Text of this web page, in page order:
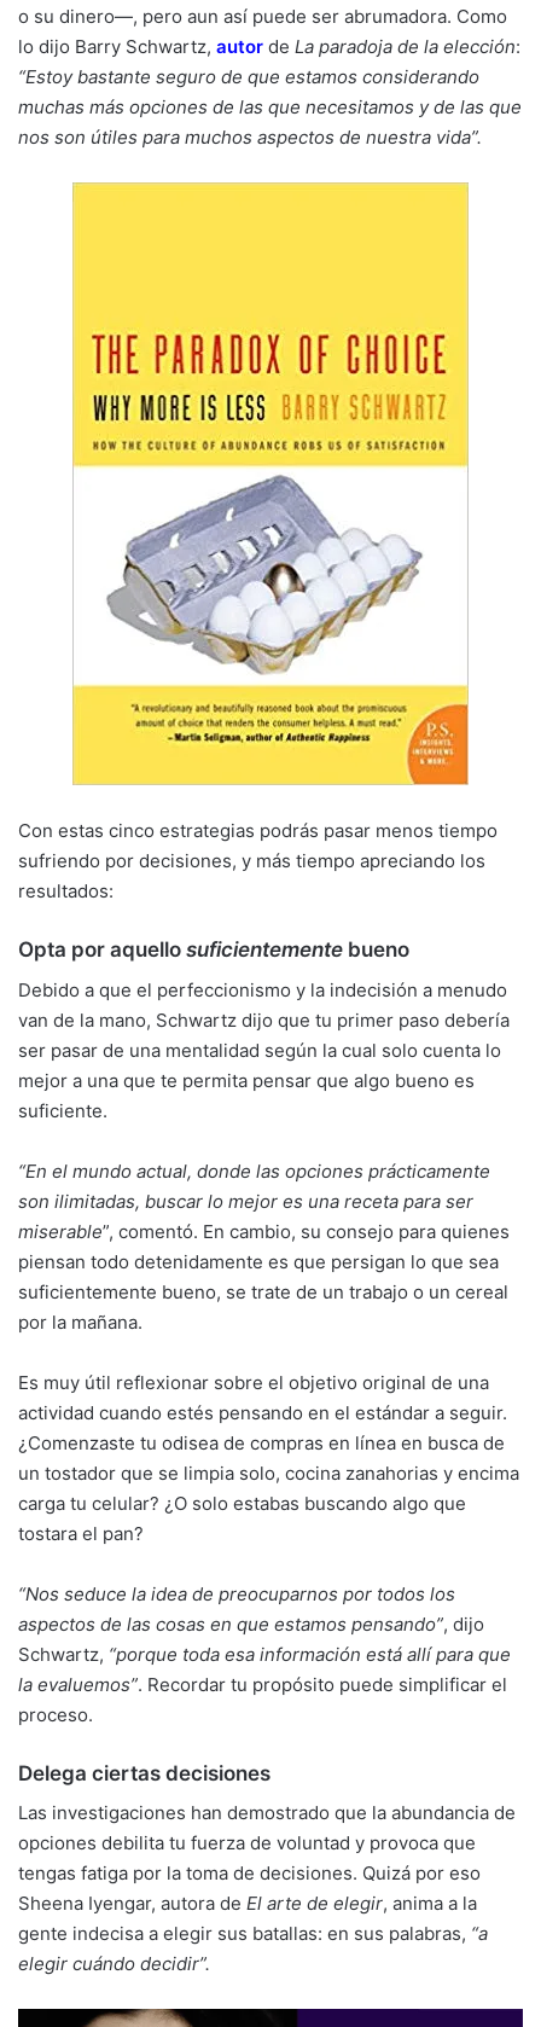
o su dinero—, pero aun así puede ser abrumadora. Como
lo dijo Barry Schwartz, autor de La paradoja de la elección:
“Estoy bastante seguro de que estamos considerando
muchas más opciones de las que necesitamos y de las que
nos son útiles para muchos aspectos de nuestra vida”.
Con estas cinco estrategias podrás pasar menos tiempo
sufriendo por decisiones, y más tiempo apreciando los
resultados:
Opta por aquello suficientemente bueno
Debido a que el perfeccionismo y la indecisión a menudo
van de la mano, Schwartz dijo que tu primer paso debería
ser pasar de una mentalidad según la cual solo cuenta lo
mejor a una que te permita pensar que algo bueno es
suficiente.
“En el mundo actual, donde las opciones prácticamente
son ilimitadas, buscar lo mejor es una receta para ser
miserable”, comentó. En cambio, su consejo para quienes
piensan todo detenidamente es que persigan lo que sea
suficientemente bueno, se trate de un trabajo o un cereal
por la mañana.
Es muy útil reflexionar sobre el objetivo original de una
actividad cuando estés pensando en el estándar a seguir.
¿Comenzaste tu odisea de compras en línea en busca de
un tostador que se limpia solo, cocina zanahorias y encima
carga tu celular? ¿O solo estabas buscando algo que
tostara el pan?
“Nos seduce la idea de preocuparnos por todos los
aspectos de las cosas en que estamos pensando”, dijo
Schwartz, “porque toda esa información está allí para que
la evaluemos”. Recordar tu propósito puede simplificar el
proceso.
Delega ciertas decisiones
Las investigaciones han demostrado que la abundancia de
opciones debilita tu fuerza de voluntad y provoca que
tengas fatiga por la toma de decisiones. Quizá por eso
Sheena Iyengar, autora de El arte de elegir, anima a la
gente indecisa a elegir sus batallas: en sus palabras, “a
elegir cuándo decidir”.